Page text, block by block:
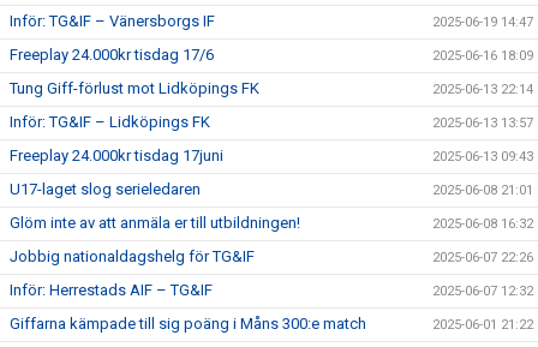
Inför: TG&IF – Vänersborgs IF 2025-06-19 14:47
Freeplay 24.000kr tisdag 17/6 2025-06-16 18:09
Tung Giff-förlust mot Lidköpings FK 2025-06-13 22:14
Inför: TG&IF – Lidköpings FK 2025-06-13 13:57
Freeplay 24.000kr tisdag 17juni 2025-06-13 09:43
U17-laget slog serieledaren 2025-06-08 21:01
Glöm inte av att anmäla er till utbildningen! 2025-06-08 16:32
Jobbig nationaldagshelg för TG&IF 2025-06-07 22:26
Inför: Herrestads AIF – TG&IF 2025-06-07 12:32
Giffarna kämpade till sig poäng i Måns 300:e match 2025-06-01 21:22